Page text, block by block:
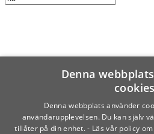
Denna
cookies
Denna webbplats använder
användarupplevelsen. Du kan själv
tillåter på din enhet. - Läs vår policy